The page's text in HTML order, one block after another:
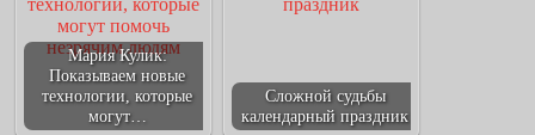
Мария Кулик:
Показываем новые
технологии, которые
могут…
Сложной судьбы
календарный праздник